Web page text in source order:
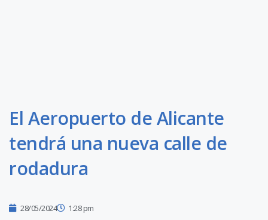
El Aeropuerto de Alicante
tendrá una nueva calle de
rodadura
28/05/2024 1:28 pm